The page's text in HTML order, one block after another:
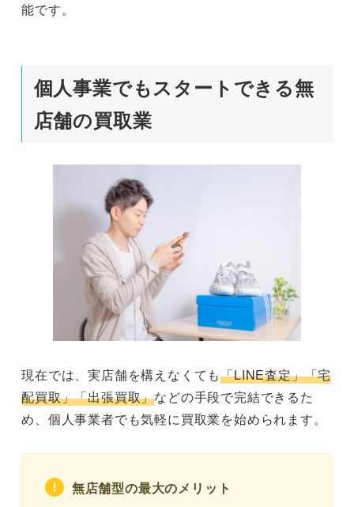
能です。
個人事業でもスタートできる無
店舗の買取業
現在では、実店舗を構えなくても「LINE査定」「宅
配買取」「出張買取」などの手段で完結できるた
め、個人事業者でも気軽に買取業を始められます。
無店舗型の最大のメリット